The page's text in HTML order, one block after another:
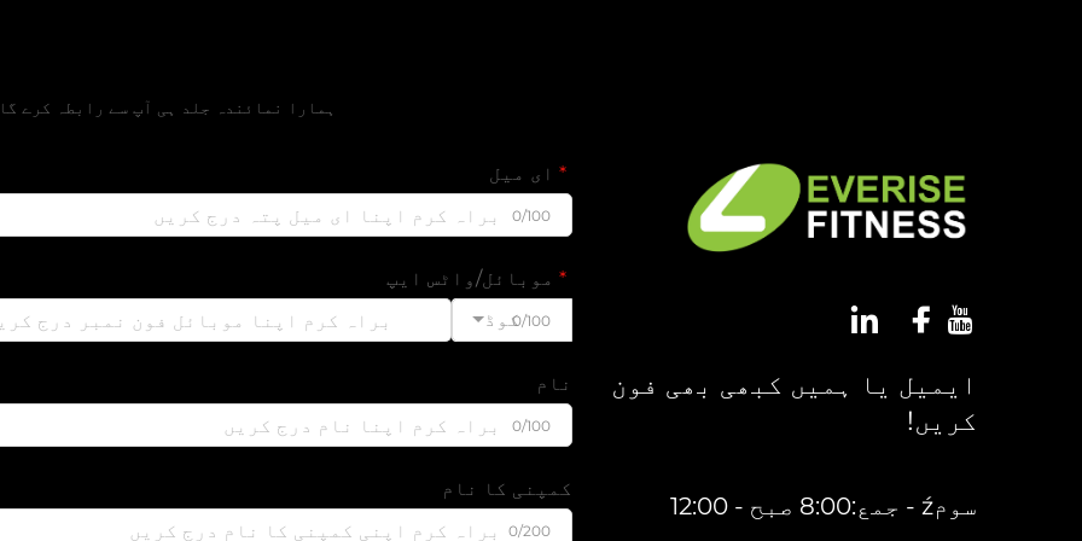
ایمیل یا ہمیں کبھی بھی فون
کریں!
سومź - جمع:8:00 صبح - 12:00
ہمارا نمائندہ جلد ہی آپ سے رابطہ کرے
ای میل
0/100
موبائل/واٹس ایپ
کوڈ0/100
نام
0/100
کمپنی کا نام
0/200